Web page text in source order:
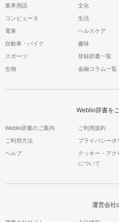
業界用語 文化
コンピュータ 生活
電車 ヘルスケア
自動車・バイク 趣味
スポーツ 登録辞書一覧
生物 金融コラム一覧
Weblio辞書を
Weblio辞書のご案内 ご利用規約
ご利用方法 プライバシーポ
ヘルプ
クッキー・アク
について
運営会社